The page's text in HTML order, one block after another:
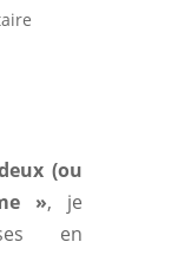
(ou
», je
en